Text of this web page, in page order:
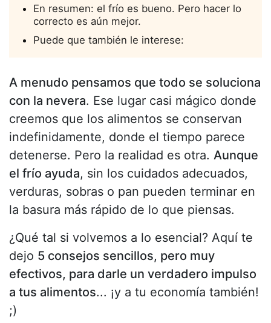
En resumen: el frío es bueno. Pero hacer lo
correcto es aún mejor.
Puede que también le interese:
A menudo pensamos que todo se soluciona
con la nevera. Ese lugar casi mágico donde
creemos que los alimentos se conservan
indefinidamente, donde el tiempo parece
detenerse. Pero la realidad es otra. Aunque
el frío ayuda, sin los cuidados adecuados,
verduras, sobras o pan pueden terminar en
la basura más rápido de lo que piensas.
¿Qué tal si volvemos a lo esencial? Aquí te
dejo 5 consejos sencillos, pero muy
efectivos, para darle un verdadero impulso
a tus alimentos... ¡y a tu economía también!
;)